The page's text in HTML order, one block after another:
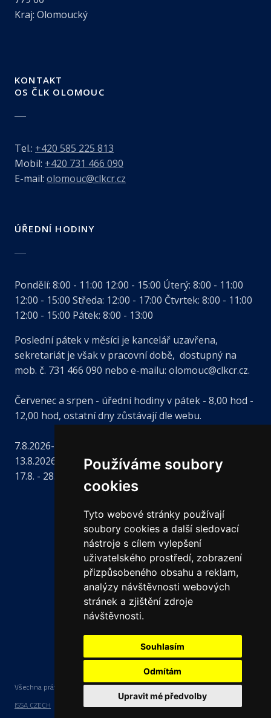
Používáme soubory
cookies
Tyto webové stránky používají
soubory cookies a další sledovací
nástroje s cílem vylepšení
uživatelského prostředí, zobrazení
přizpůsobeného obsahu a reklam,
analýzy návštěvnosti webových
stránek a zjištění zdroje
návštěvnosti.
Souhlasím
Odmítám
Upravit mé předvolby
Kraj: Olomoucký
KONTAKT
OS ČLK OLOMOUC
Tel.: +420 585 225 813
Mobil: +420 731 466 090
E-mail: olomouc@clkcr.cz
ÚŘEDNÍ HODINY
Pondělí: 8:00 - 11:00 12:00 - 15:00 Úterý: 8:00 - 11:00
12:00 - 15:00 Středa: 12:00 - 17:00 Čtvrtek: 8:00 - 11:00
12:00 - 15:00 Pátek: 8:00 - 13:00
Poslední pátek v měsíci je kancelář uzavřena,
sekretariát je však v pracovní době, dostupný na
mob. č. 731 466 090 nebo e-mailu: olomouc@clkcr.cz.
Červenec a srpen - úřední hodiny v pátek - 8,00 hod -
12,00 hod, ostatní dny zůstávají dle webu.
7.8.2026- dovolená
13.8.2026- úřední hodiny od 11 hodin
17.8. - 28.8.2026 - řádná dovolená
Všechna práva vyhrazena Česká lékařská komora | Tvorba a provoz webu:
ISSA CZECH